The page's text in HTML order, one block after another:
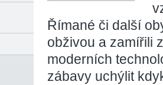
Římané či další
obživou a zamířili
moderních
zábavy uchýlit